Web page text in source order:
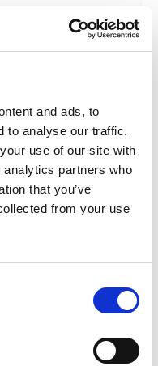
and ads, to
to analyse our traffic.
use of our site with
partners who
that you’ve
from your use
más grande de
tiburones, pingüinos,
de los muchos
es una aventura,
de tiburón que recibe